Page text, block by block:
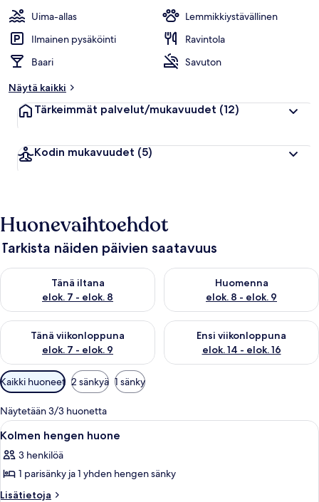
Uima-allas
Lemmikkiystävällinen
Ilmainen pysäköinti
Ravintola
Baari
Savuton
Näytä kaikki
Tärkeimmät palvelut/mukavuudet (12)
Kodin mukavuudet (5)
Huonevaihtoehdot
Tarkista näiden päivien saatavuus
Tänä iltana
elok. 7 - elok. 8
Tarkista tämän illan saatavuus elok. 7 - elok. 8
Huomenna
elok. 8 - elok. 9
Tarkista huomisen saatavuus
Tänä viikonloppuna
elok. 7 - elok. 9
Tarkista tämän viikonlopun saatavuus elok. 7 - elok. 9
Ensi viikonloppuna
elok. 14 - elok. 16
Tarkista ensi viikonlopun
Huoneille
saatavilla
olevia
suodattimia
Kaikki huoneet 2 sänkyä 1 sänky
Näytetään 3/3 huonetta
Avaa
kaikki
huonetyypin
Kolmen
hengen
Makuuhuoneessa on sänky, puinen
1
Kolmen hengen huone
3 henkilöä
1 parisänky ja 1 yhden hengen sänky
Lisätietoja
Lisätietoja